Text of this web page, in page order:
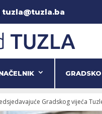
tuzla@tuzla.ba
Gradskog vijeća